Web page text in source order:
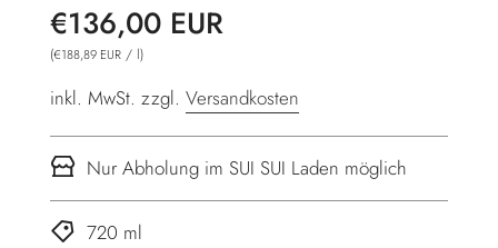
Sonderpreis
Normaler
Preis
€136,00 EUR
(€188,89 EUR / l)
inkl. MwSt. zzgl. Versandkosten
Nur Abholung im SUI SUI Laden möglich
720 ml